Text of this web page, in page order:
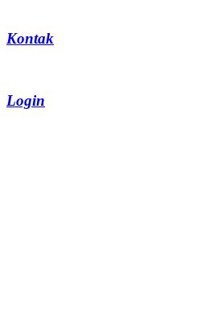
Kontak
Login